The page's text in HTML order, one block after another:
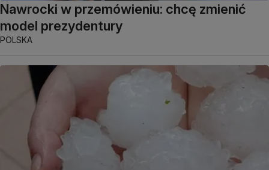
Nawrocki w przemówieniu: chcę zmienić
model prezydentury
POLSKA